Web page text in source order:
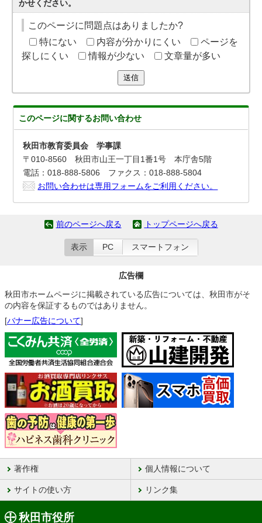
かせください。
このページに問題点はありましたか?
特にない
内容が分かりにくい
ページを
探しにくい
情報が少ない 文章量が多い
送信
このページに関するお問い合わせ
秋田市教育委員会 学事課
〒010-8560 秋田市山王一丁目1番1号 本庁舎5階
電話：018-888-5806 ファクス：018-888-5804
お問い合わせは専用フォームをご利用ください。
前のページへ戻る トップページへ戻る
表示 PC スマートフォン
広告欄
秋田市ホームページに掲載されている広告については、秋田市がそ
の内容を保証するものではありません。
[バナー広告について]
著作権 個人情報について
サイトの使い方 リンク集
秋田市役所